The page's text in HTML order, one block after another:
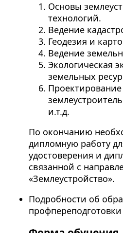
Основы
технологий.
Ведение
Геодезия и
Ведение
Экологическая
земельных
Проектирование
и.т.д.
По окончанию
дипломную работу
удостоверения и
связанной с
«Землеустройство».
Подробности об
профпереподготовки